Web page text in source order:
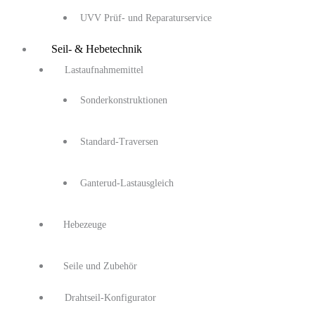
UVV Prüf- und Reparaturservice
Seil- & Hebetechnik
Lastaufnahmemittel
Sonderkonstruktionen
Standard-Traversen
Ganterud-Lastausgleich
Hebezeuge
Seile und Zubehör
Drahtseil-Konfigurator